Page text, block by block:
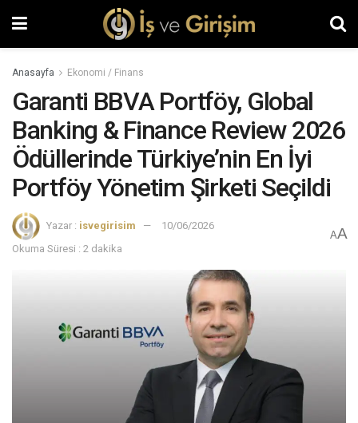
Anasayfa Ekonomi / Finans
Garanti BBVA Portföy, Global
Banking & Finance Review 2026
Ödüllerinde Türkiye’nin En İyi
Portföy Yönetim Şirketi Seçildi
Yazar : isvegirisim
10/06/2026
Okuma Süresi : 2 dakika
AA